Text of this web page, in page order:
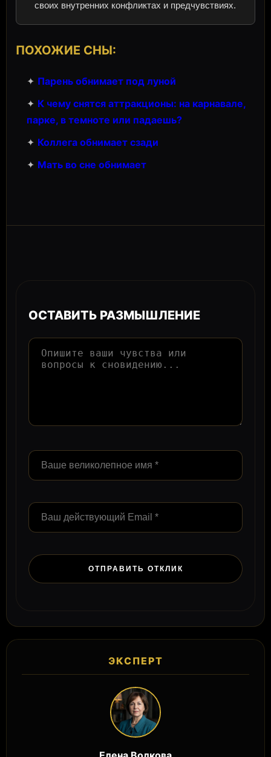
своих внутренних конфликтах и предчувствиях.
ПОХОЖИЕ СНЫ:
✦ Парень обнимает под луной
✦ К чему снятся аттракционы: на карнавале,
парке, в темноте или падаешь?
✦ Коллега обнимает сзади
✦ Мать во сне обнимает
ОСТАВИТЬ РАЗМЫШЛЕНИЕ
ЭКСПЕРТ